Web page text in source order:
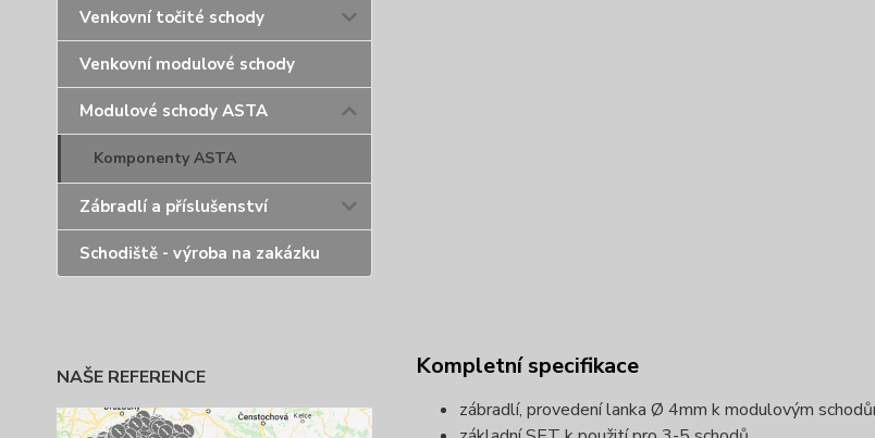
Venkovní točité schody
Venkovní modulové schody
Modulové schody ASTA
Komponenty ASTA
Zábradlí a příslušenství
Schodiště - výroba na zakázku
NAŠE REFERENCE Kompletní specifikace
zábradlí, provedení lanka Ø 4mm k modulovým